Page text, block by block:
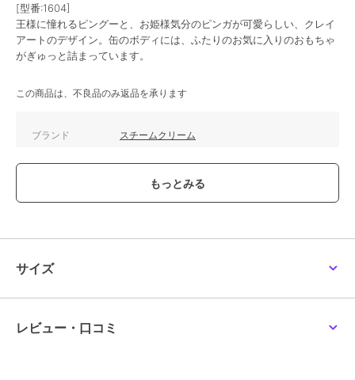
[型番:1604]
王様に憧れるピングーと、お姫様気分のピンガが可愛らしい、クレイ
アートのデザイン。缶のボディには、ふたりのお気に入りのおもちゃ
がぎゅっと詰まっています。
この商品は、不良品のみ返品を承ります
ブランド スチームクリーム
性別タイプ
レディース
ハンドケア・ネイルケア ／ハン
サイズ
レビュー・口コミ